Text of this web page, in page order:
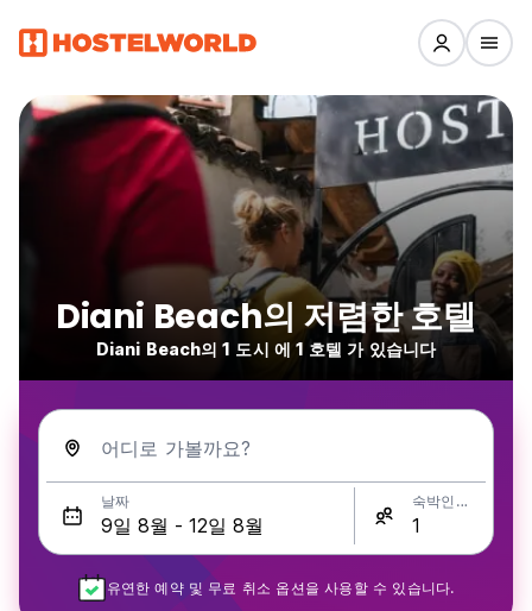
Diani Beach의 저렴한 호텔
Diani Beach의 1 도시 에 1 호텔 가 있습니다
어디로 가볼까요?
날짜 숙박인원
유연한 예약 및 무료 취소 옵션을 사용할 수 있습니다.